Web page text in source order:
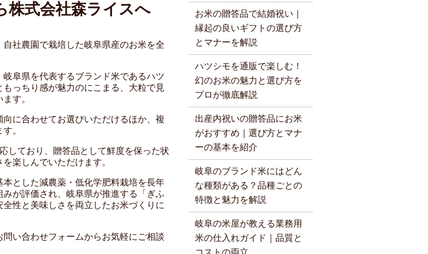
株式会社森ライスへ
社農園で栽培した岐阜県産のお米を全
阜県を代表するブランド米であるハツ
っちり感が魅力のにこまる、大粒で見
す。
に合わせてお選びいただけるほか、複
。
しており、贈答品として鮮度を保った状
楽しんでいただけます。
とした減農薬・低化学肥料栽培を長年
が評価され、岐阜県が推進する「ぎふ
性と美味しさを両立したお米づくりに
い合わせフォームからお気軽にご相談
お米の贈答品で結婚祝い｜
縁起の良いギフトの選び方
とマナーを解説
ハツシモを通販で楽しむ！
幻のお米の魅力と選び方を
プロが徹底解説
出産内祝いの贈答品にお米
がおすすめ｜選び方とマナ
ーの基本を紹介
岐阜のブランド米にはどん
な種類がある？品種ごとの
特徴と魅力を解説
岐阜の米屋が教える業務用
米の仕入れガイド｜品質と